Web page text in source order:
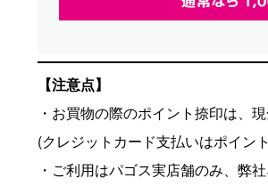
【注意点】
・お買物の際のポイント捺印は、
(クレジットカード支払いはポイン
・ご利用はパゴス実店舗のみ、弊